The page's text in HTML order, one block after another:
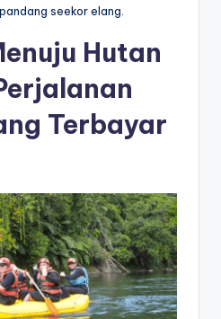
seekor elang.
Hutan
Terbayar